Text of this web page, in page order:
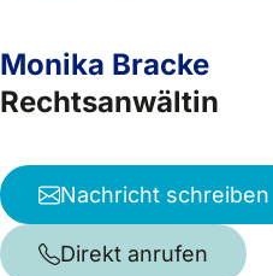
Monika Bracke
Rechtsanwältin
Nachricht schreiben
Direkt anrufen